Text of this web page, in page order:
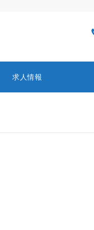
求人情報